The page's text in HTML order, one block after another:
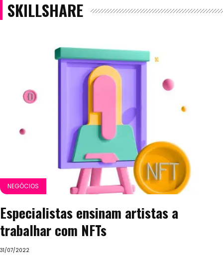
SKILLSHARE
NEGÓCIOS
Especialistas ensinam artistas a
trabalhar com NFTs
31/07/2022